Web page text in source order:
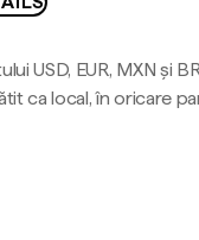
USD, EUR, MXN și
ca local, în oricare